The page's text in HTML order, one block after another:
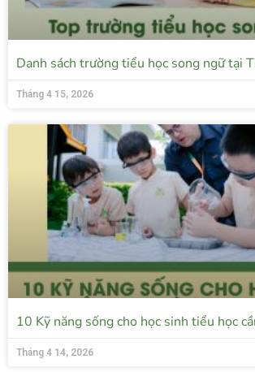
Danh sách trường tiểu học song ngữ tại
Tháng 4 15, 2026
10 Kỹ năng sống cho học sinh tiểu học
Tháng 4 14, 2026